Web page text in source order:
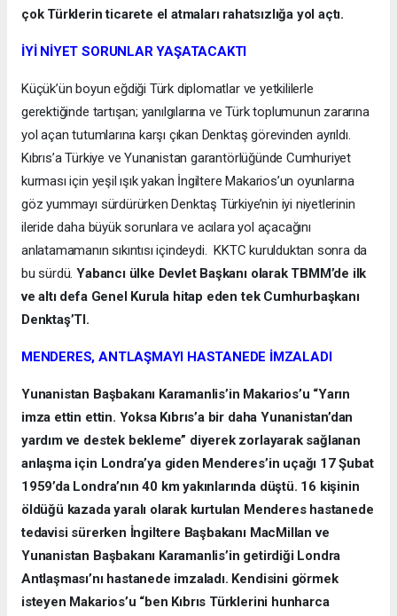
çok Türklerin ticarete el atmaları rahatsızlığa yol açtı.
İYİ NİYET SORUNLAR YAŞATACAKTI
Küçük’ün boyun eğdiği Türk diplomatlar ve yetkililerle
gerektiğinde tartışan; yanılgılarına ve Türk toplumunun zararına
yol açan tutumlarına karşı çıkan Denktaş görevinden ayrıldı.
Kıbrıs’a Türkiye ve Yunanistan garantörlüğünde Cumhuriyet
kurması için yeşil ışık yakan İngiltere Makarios’un oyunlarına
göz yummayı sürdürürken Denktaş Türkiye’nin iyi niyetlerinin
ileride daha büyük sorunlara ve acılara yol açacağını
anlatamamanın sıkıntısı içindeydi. KKTC kurulduktan sonra da
bu sürdü.Yabancı ülke Devlet Başkanı olarak TBMM’de ilk
ve altı defa Genel Kurula hitap eden tek Cumhurbaşkanı
Denktaş’TI.
MENDERES, ANTLAŞMAYI HASTANEDE İMZALADI
Yunanistan Başbakanı Karamanlis’in Makarios’u “Yarın
imza ettin ettin. Yoksa Kıbrıs’a bir daha Yunanistan’dan
yardım ve destek bekleme” diyerek zorlayarak sağlanan
anlaşma için Londra’ya giden Menderes’in uçağı 17 Şubat
1959’da Londra’nın 40 km yakınlarında düştü. 16 kişinin
öldüğü kazada yaralı olarak kurtulan Menderes hastanede
tedavisi sürerken İngiltere Başbakanı MacMillan ve
Yunanistan Başbakanı Karamanlis’in getirdiği Londra
Antlaşması’nı hastanede imzaladı. Kendisini görmek
isteyen Makarios’u “ben Kıbrıs Türklerini hunharca